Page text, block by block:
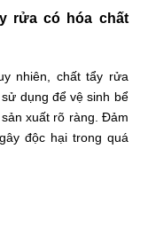
rửa có hóa chất
nhiên, chất tẩy rửa
dụng để vệ sinh bể
xuất rõ ràng. Đảm
độc hại trong quá